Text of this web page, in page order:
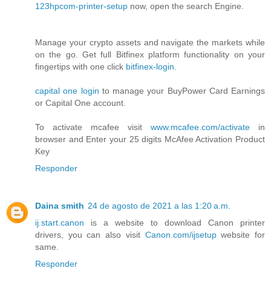
123hpcom-printer-setup now, open the search Engine.
Manage your crypto assets and navigate the markets while
on the go. Get full Bitfinex platform functionality on your
fingertips with one click bitfinex-login
capital one login to manage your BuyPower Card Earnings
or Capital One account.
To activate mcafee visit www.mcafee.com/activate in
browser and Enter your 25 digits McAfee Activation Product
Key
Responder
Daina smith 24 de agosto de 2021 a las 1:20 a.m.
ij.start.canon is a website to download Canon printer
drivers, you can also visit Canon.com/ijsetupwebsite for
same.
Responder